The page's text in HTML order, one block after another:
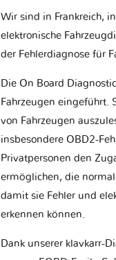
Wir sind in Frankreich,
elektronische
der Fehlerdiagnose für
Die On Board
Fahrzeugen eingeführt.
von Fahrzeugen
insbesondere OBD2-
Privatpersonen den
ermöglichen, die
damit sie Fehler und
erkennen können.
Dank unserer klavkarr-